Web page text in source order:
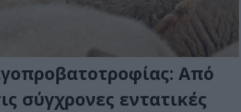
Από
σύγχρονες εντατικές